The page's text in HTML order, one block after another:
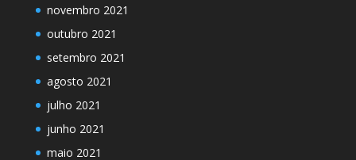
novembro 2021
outubro 2021
setembro 2021
agosto 2021
julho 2021
junho 2021
maio 2021